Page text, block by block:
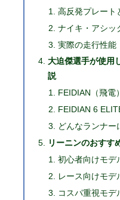
高反発プレート
ナイキ・アシッ
実際の走行性能
大迫傑選手が使用
説
FEIDIAN（飛電
FEIDIAN 6
どんなランナー
リーニンのおすす
初心者向けモデ
レース向けモデ
コスパ重視モデ